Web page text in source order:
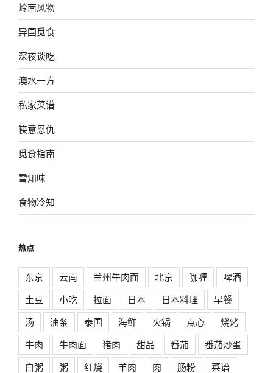
岭南风物
异国觅食
深夜谈吃
澳水一方
私家菜谱
筷意恩仇
觅食指南
雪知味
食物冷知
热点
东京 云南 兰州牛肉面 北京 咖喱
啤酒
土豆
小吃 拉面 日本 日本料理
早餐
汤
油条 泰国 海鲜 火锅 点心
烧烤
牛肉
牛肉面 猪肉 甜品 番茄
番茄炒蛋
白粥
粥 红烧 羊肉 肉 肠粉
菜谱